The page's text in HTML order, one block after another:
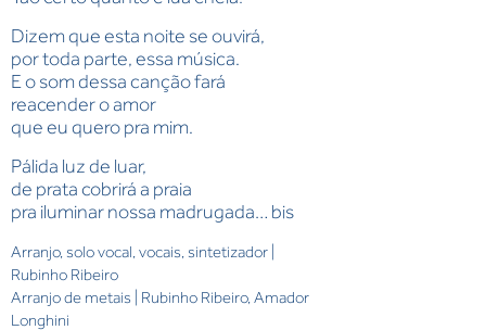
Dizem que esta noite se ouvirá,
por toda parte, essa música.
E o som dessa canção fará
reacender o amor
que eu quero pra mim.
Pálida luz de luar,
de prata cobrirá a praia
pra iluminar nossa madrugada… bis
Arranjo, solo vocal, vocais, sintetizador |
Rubinho Ribeiro
Arranjo de metais | Rubinho Ribeiro, Amador
Longhini